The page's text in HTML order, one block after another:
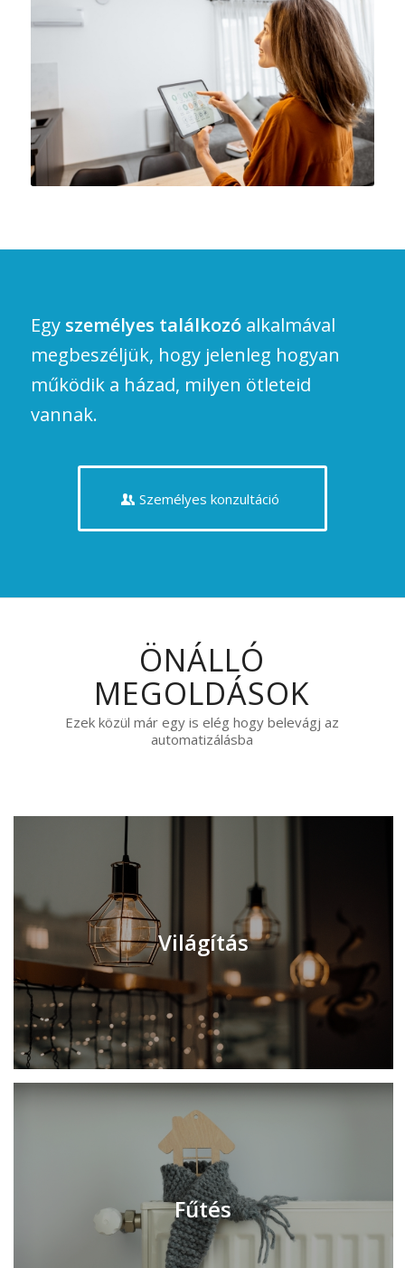
Egy személyes találkozóalkalmával
megbeszéljük, hogy jelenleg hogyan
működik a házad, milyen ötleteid
vannak.
Személyes konzultáció
ÖNÁLLÓ
MEGOLDÁSOK
Ezek közül már egy is elég hogy belevágj az
automatizálásba
Világítás
Fűtés